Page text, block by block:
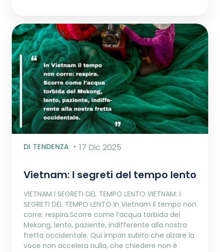
DI TENDENZA 17 Dic 2025
Vietnam: I segreti del tempo lento
VIETNAM I SEGRETI DEL TEMPO LENTO VIETNAM: I
SEGRETI DEL TEMPO LENTO In Vietnam il tempo non
corre: respira.Scorre come l’acqua torbida del
Mekong, lento, paziente, indifferente alla nostra
fretta occidentale. Qui impari subito che alzare la
voce non accelera nulla, che chiedere non è